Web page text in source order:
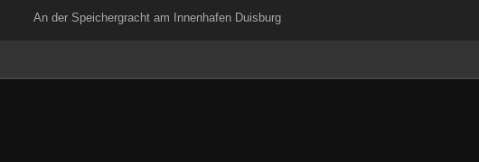
An der Speichergracht am Innenhafen Duisburg